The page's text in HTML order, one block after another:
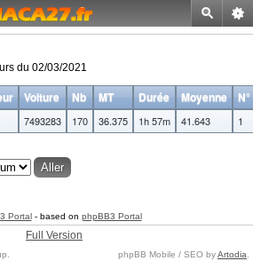
du 02/03/2021
Voiture Nb MT Durée Moyenne N°
7493283 170 36.375 1h 57m 41.643 1
Portal- based on phpBB3 Portal
Full Version
phpBB Mobile / SEO byArtodia